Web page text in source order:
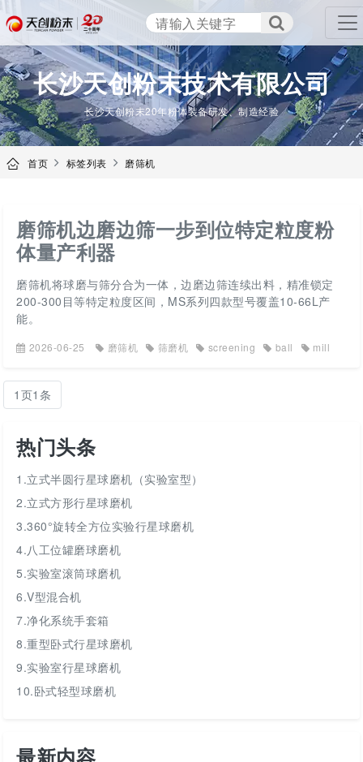
长沙天创粉末技术有限公司
TENCAN
长沙天创粉末20年粉体装备研发、制造经验
首页 标签列表 磨筛机
磨筛机边磨边筛一步到位特定粒度粉
体量产利器
磨筛机将球磨与筛分合为一体，边磨边筛连续出料，精准锁定
200-300目等特定粒度区间，MS系列四款型号覆盖10-66L产
能。
2026-06-25 磨筛机 筛磨机 screening ball mill
1页1条
热门头条
1.立式半圆行星球磨机（实验室型）
2.立式方形行星球磨机
3.360°旋转全方位实验行星球磨机
4.八工位罐磨球磨机
5.实验室滚筒球磨机
6.V型混合机
7.净化系统手套箱
8.重型卧式行星球磨机
9.实验室行星球磨机
10.卧式轻型球磨机
最新内容